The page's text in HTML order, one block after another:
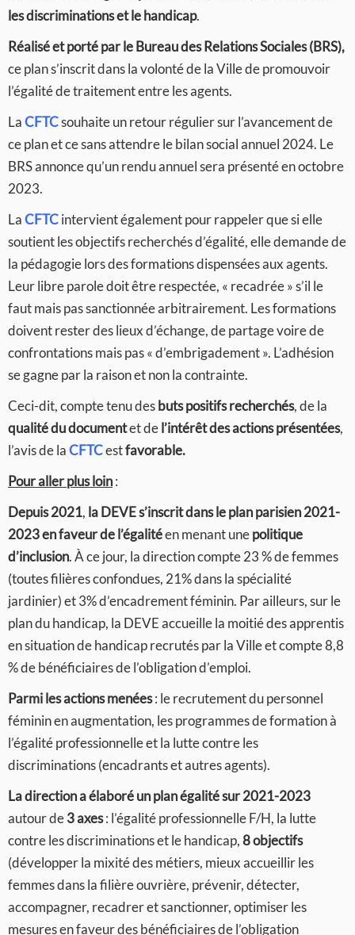
les discriminations et le handicap.
Réalisé et porté par le Bureau des Relations Sociales (BRS),
ce plan s’inscrit dans la volonté de la Ville de promouvoir
l’égalité de traitement entre les agents.
LaCFTCsouhaite un retour régulier sur l’avancement de
ce plan et ce sans attendre le bilan social annuel 2024. Le
BRS annonce qu’un rendu annuel sera présenté en octobre
2023.
LaCFTCintervient également pour rappeler que si elle
soutient les objectifs recherchés d’égalité, elle demande de
la pédagogie lors des formations dispensées aux agents.
Leur libre parole doit être respectée, « recadrée » s’il le
faut mais pas sanctionnée arbitrairement. Les formations
doivent rester des lieux d’échange, de partage voire de
confrontations mais pas « d’embrigadement ». L’adhésion
se gagne par la raison et non la contrainte.
Ceci-dit, compte tenu desbuts positifs recherchés, de la
qualité du documentet del’intérêt desactions présentées,
l’avis de laCFTCestfavorable.
Pour aller plus loin:
Depuis 2021, la DEVE s’inscrit dans le plan parisien 2021-
2023 en faveur de l’égalitéen menant unepolitique
d’inclusion. À ce jour, la direction compte 23 % de femmes
(toutes filières confondues, 21% dans la spécialité
jardinier) et 3% d’encadrement féminin. Par ailleurs, sur le
plan du handicap, la DEVE accueille la moitié des apprentis
en situation de handicap recrutés par la Ville et compte 8,8
% de bénéficiaires de l’obligation d’emploi.
Parmi les actions menées: le recrutement du personnel
féminin en augmentation, les programmes de formation à
l’égalité professionnelle et la lutte contre les
discriminations (encadrants et autres agents).
La direction a élaboré un plan égalité sur 2021-2023
autour de3 axes: l’égalité professionnelle F/H, la lutte
contre les discriminations et le handicap,8 objectifs
(développer la mixité des métiers, mieux accueillir les
femmes dans la filière ouvrière, prévenir, détecter,
accompagner, recadrer et sanctionner, optimiser les
mesures en faveur des bénéficiaires de l’obligation